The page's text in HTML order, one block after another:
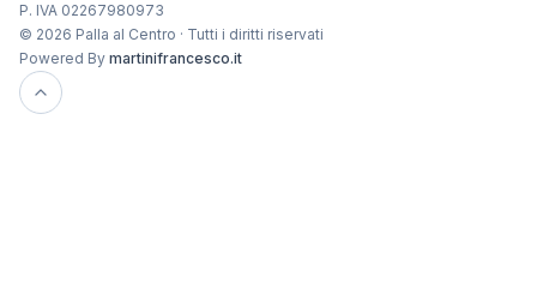
P. IVA 02267980973
© 2026 Palla al Centro · Tutti i diritti riservati
Powered By martinifrancesco.it